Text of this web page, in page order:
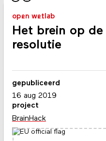
open wetlab
Het brein op
resolutie
gepubliceerd
16 aug 2019
project
BrainHack